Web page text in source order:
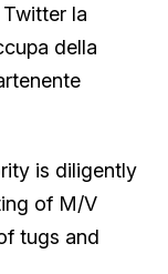
la
della
is diligently
of M/V
tugs and